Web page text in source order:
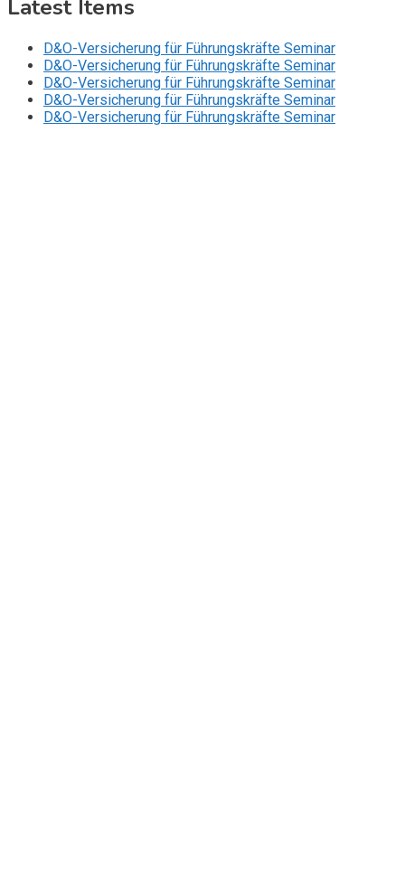
Latest Items
D&O-Versicherung für Führungskräfte Seminar
D&O-Versicherung für Führungskräfte Seminar
D&O-Versicherung für Führungskräfte Seminar
D&O-Versicherung für Führungskräfte Seminar
D&O-Versicherung für Führungskräfte Seminar